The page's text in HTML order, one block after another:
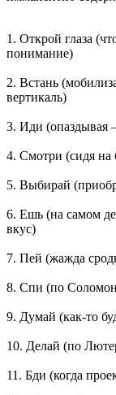
1. Открой глаза
понимание)
2. Встань
вертикаль)
3. Иди (опаздывая
4. Смотри (сидя на
5. Выбирай
6. Ешь (на самом
вкус)
7. Пей (жажда
8. Спи (по
9. Думай (как-то
10. Делай (по
11. Бди (когда